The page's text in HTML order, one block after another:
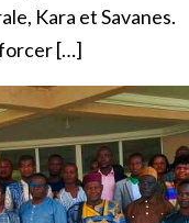
Kara et Savanes.
[…]